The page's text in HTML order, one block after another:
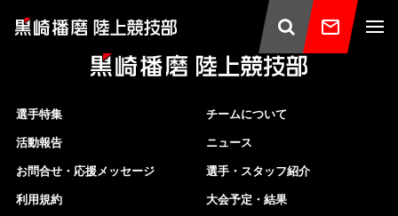
チームについて
ニュース
選手・スタッフ紹介
大会予定・結果
選手特集
活動報告
お問合せ・応援メッセージ
利用規約